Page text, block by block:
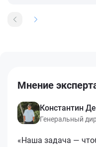
Мнение
Константин
Генеральный
«Наша задача —